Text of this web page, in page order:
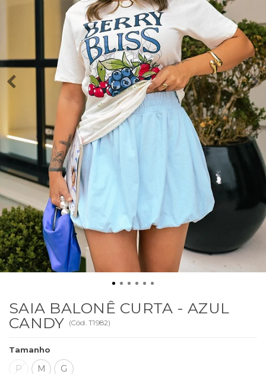
SAIA BALONÊ CURTA - AZUL
CANDY (Cód. T1982)
Tamanho
P M G